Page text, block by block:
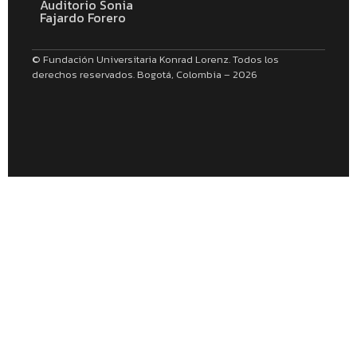
Auditorio Sonia
Fajardo Forero
© Fundación Universitaria Konrad Lorenz. Todos los
derechos reservados. Bogotá, Colombia – 2026